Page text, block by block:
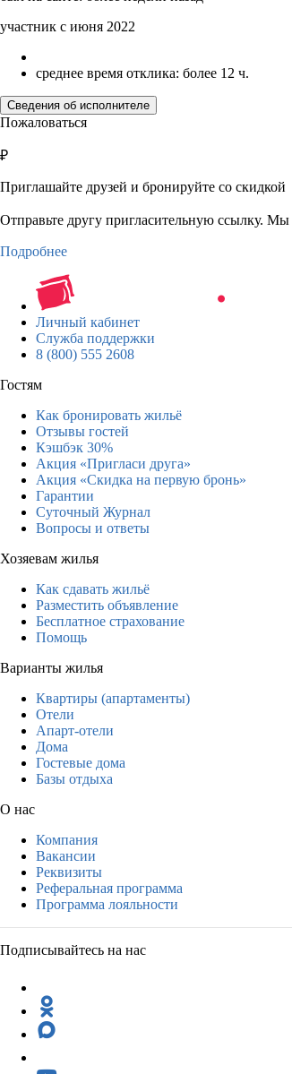
участник с июня 2022
среднее время отклика: более 12 ч.
Сведения об исполнителе
Пожаловаться
₽
Приглашайте друзей и бронируйте со скидкой
Отправьте другу пригласительную ссылку.
Подробнее
Личный кабинет
Служба поддержки
8 (800) 555 2608
Гостям
Как бронировать жильё
Отзывы гостей
Кэшбэк 30%
Акция «Пригласи друга»
Акция «Скидка на первую бронь»
Гарантии
Суточный Журнал
Вопросы и ответы
Хозяевам жилья
Как сдавать жильё
Разместить объявление
Бесплатное страхование
Помощь
Варианты жилья
Квартиры (апартаменты)
Отели
Апарт-отели
Дома
Гостевые дома
Базы отдыха
О нас
Компания
Вакансии
Реквизиты
Реферальная программа
Программа лояльности
Подписывайтесь на нас